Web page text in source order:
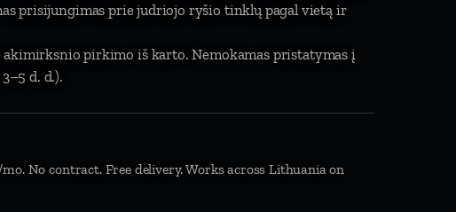
prisijungimas prie judriojo ryšio tinklų pagal vietą ir
pirkimo iš karto. Nemokamas pristatymas į
d. d.).
No contract. Free delivery. Works across Lithuania on